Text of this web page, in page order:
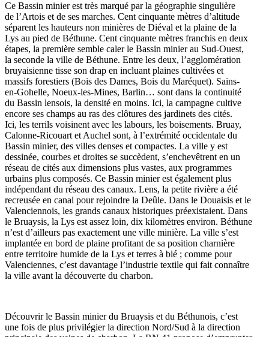
Ce Bassin minier est très marqué par la géographie singulière
de l’Artois et de ses marches. Cent cinquante mètres d’altitude
séparent les hauteurs non minières de Diéval et la plaine de la
Lys au pied de Béthune. Cent cinquante mètres franchis en deux
étapes, la première semble caler le Bassin minier au Sud-Ouest,
la seconde la ville de Béthune. Entre les deux, l’agglomération
bruyaisienne tisse son drap en incluant plaines cultivées et
massifs forestiers (Bois des Dames, Bois du Maréquet). Sains-
en-Gohelle, Noeux-les-Mines, Barlin… sont dans la continuité
du Bassin lensois, la densité en moins. Ici, la campagne cultive
encore ses champs au ras des clôtures des jardinets des cités.
Ici, les terrils voisinent avec les labours, les boisements. Bruay,
Calonne-Ricouart et Auchel sont, à l’extrémité occidentale du
Bassin minier, des villes denses et compactes. La ville y est
dessinée, courbes et droites se succèdent, s’enchevêtrent en un
réseau de cités aux dimensions plus vastes, aux programmes
urbains plus composés. Ce Bassin minier est également plus
indépendant du réseau des canaux. Lens, la petite rivière a été
recreusée en canal pour rejoindre la Deûle. Dans le Douaisis et le
Valenciennois, les grands canaux historiques préexistaient. Dans
le Bruaysis, la Lys est assez loin, dix kilomètres environ. Béthune
n’est d’ailleurs pas exactement une ville minière. La ville s’est
implantée en bord de plaine profitant de sa position charnière
entre territoire humide de la Lys et terres à blé ; comme pour
Valenciennes, c’est davantage l’industrie textile qui fait connaître
la ville avant la découverte du charbon.
Découvrir le Bassin minier du Bruaysis et du Béthunois, c’est
une fois de plus privilégier la direction Nord/Sud à la direction